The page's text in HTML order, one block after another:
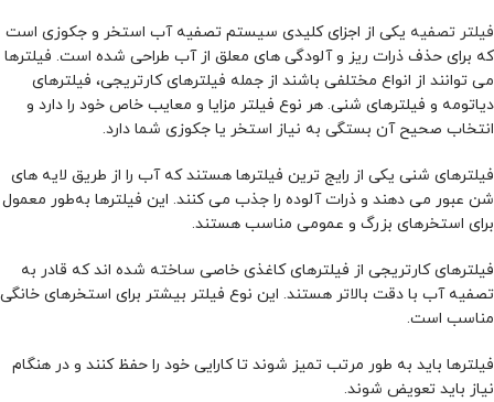
فیلتر تصفیه یکی از اجزای کلیدی سیستم تصفیه آب استخر و جکوزی است
که برای حذف ذرات ریز و آلودگی‌ های معلق از آب طراحی شده است. فیلترها
می‌ توانند از انواع مختلفی باشند از جمله فیلترهای کارتریجی، فیلترهای
دیاتومه و فیلترهای شنی. هر نوع فیلتر مزایا و معایب خاص خود را دارد و
انتخاب صحیح آن بستگی به نیاز استخر یا جکوزی شما دارد.
فیلترهای شنی یکی از رایج‌ ترین فیلترها هستند که آب را از طریق لایه‌ های
شن عبور می‌ دهند و ذرات آلوده را جذب می‌ کنند. این فیلترها به‌طور معمول
برای استخرهای بزرگ و عمومی مناسب هستند.
فیلترهای کارتریجی از فیلترهای کاغذی خاصی ساخته شده‌ اند که قادر به
تصفیه آب با دقت بالاتر هستند. این نوع فیلتر بیشتر برای استخرهای خانگی
مناسب است.
فیلترها باید به‌ طور مرتب تمیز شوند تا کارایی خود را حفظ کنند و در هنگام
نیاز باید تعویض شوند.